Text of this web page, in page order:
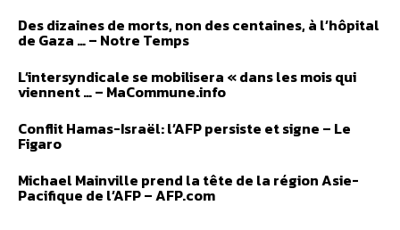
Des dizaines de morts, non des centaines, à l’hôpital
de Gaza … – Notre Temps
L’intersyndicale se mobilisera « dans les mois qui
viennent … – MaCommune.info
Conflit Hamas-Israël: l’AFP persiste et signe – Le
Figaro
Michael Mainville prend la tête de la région Asie-
Pacifique de l’AFP – AFP.com